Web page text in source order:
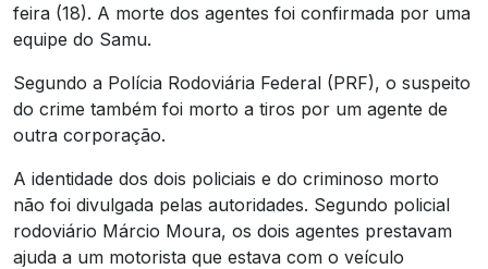
feira (18). A morte dos agentes foi confirmada por uma
equipe do Samu.
Segundo a Polícia Rodoviária Federal (PRF), o suspeito
do crime também foi morto a tiros por um agente de
outra corporação.
A identidade dos dois policiais e do criminoso morto
não foi divulgada pelas autoridades. Segundo policial
rodoviário Márcio Moura, os dois agentes prestavam
ajuda a um motorista que estava com o veículo